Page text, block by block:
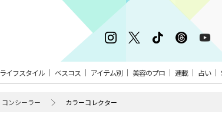
ライフスタイル ベスコス アイテム別 美容のプロ 連載 占い
コンシーラー カラーコレクター